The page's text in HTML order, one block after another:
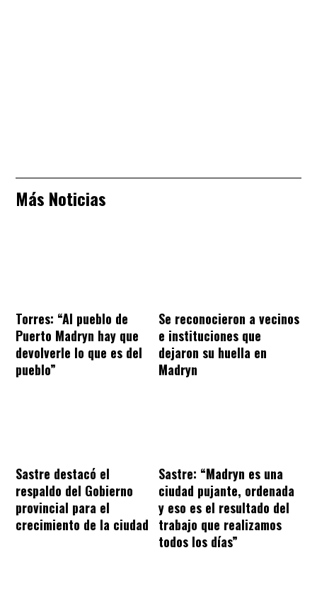
Más Noticias
Torres: “Al pueblo de
Puerto Madryn hay que
devolverle lo que es del
pueblo”
Se reconocieron a vecinos
e instituciones que
dejaron su huella en
Madryn
Sastre destacó el
respaldo del Gobierno
provincial para el
crecimiento de la ciudad
Sastre: “Madryn es una
ciudad pujante, ordenada
y eso es el resultado del
trabajo que realizamos
todos los días”